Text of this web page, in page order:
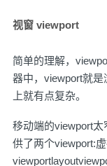
视窗 viewport
简单的理解，
器中，viewport就
上就有点复杂。
移动端的viewport
供了两个viewport: